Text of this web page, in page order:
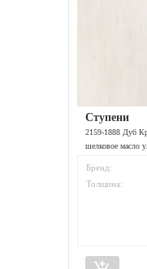
Ступени
2159-1888 Дуб
шелковое масло
Бренд:
Толщина: